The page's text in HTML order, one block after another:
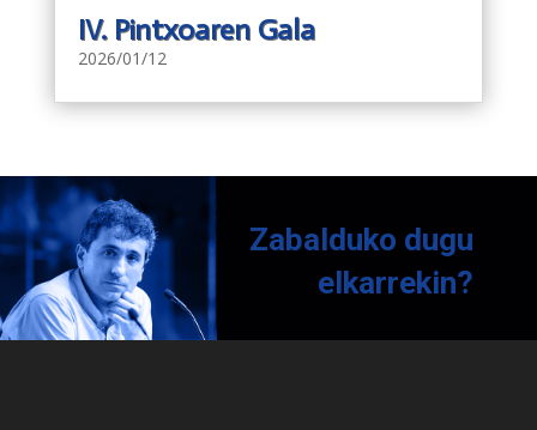
IV. Pintxoaren Gala
2026/01/12
Zabalduko dugu
elkarrekin?